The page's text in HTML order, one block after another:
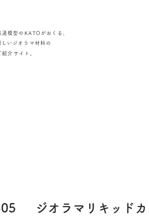
道模型のKATOがおくる、
しいジオラマ材料の
紹介サイト
ジオラマリキッド